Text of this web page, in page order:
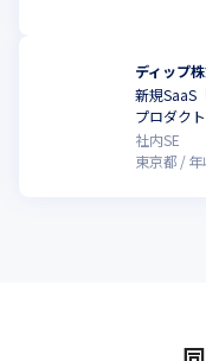
ディップ
新規SaaS
プロダク
社内SE
東京都